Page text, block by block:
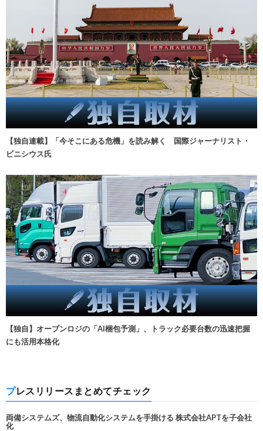
【独自連載】「今そこにある危機」を読み解く 国際ジャーナリスト・
ビニシウス氏
【独自】オープンロジの「AI梱包予測」、トラック必要台数の迅速把握
にも活用本格化
プレスリリースまとめてチェック
両備システムズ、物流自動化システムを手掛ける 株式会社APTを子会社
化